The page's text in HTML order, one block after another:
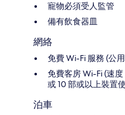
寵物必須受人監管
備有飲食器皿
網絡
免費 Wi-Fi 服務 (公
免費客房 Wi-Fi (速
或 10 部或以上裝置
泊車